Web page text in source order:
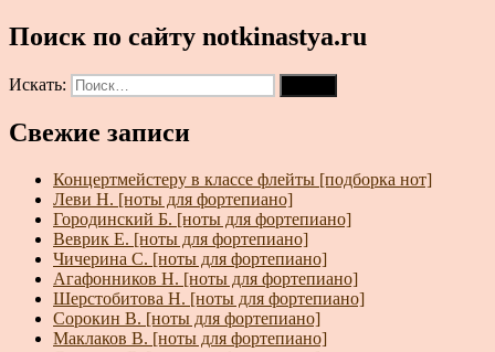
Поиск по сайту notkinastya.ru
Искать:
Свежие записи
Концертмейстеру в классе флейты [подборка нот]
Леви Н. [ноты для фортепиано]
Городинский Б. [ноты для фортепиано]
Веврик Е. [ноты для фортепиано]
Чичерина С. [ноты для фортепиано]
Агафонников Н. [ноты для фортепиано]
Шерстобитова Н. [ноты для фортепиано]
Сорокин В. [ноты для фортепиано]
Маклаков В. [ноты для фортепиано]